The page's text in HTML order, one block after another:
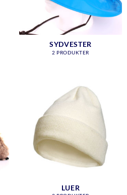
SYDVESTER
2 PRODUKTER
LUER